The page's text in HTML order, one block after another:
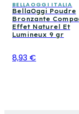
BELLAOGGI ITALIA
BellaOggi Poudre
Bronzante
Effet Naturel Et
Lumineux 9 gr
8,93 €